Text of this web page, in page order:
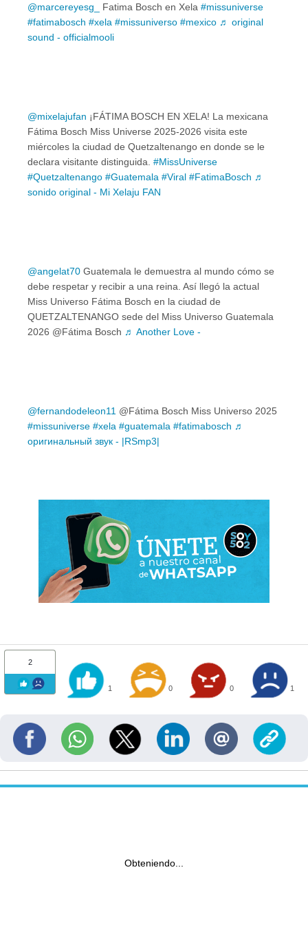
@marcereyesg_ Fatima Bosch en Xela #missuniverse
#fatimabosch #xela #missuniverso #mexico ♬ original
sound - officialmooli
@mixelajufan ¡FÁTIMA BOSCH EN XELA! La mexicana
Fátima Bosch Miss Universe 2025-2026 visita este
miércoles la ciudad de Quetzaltenango en donde se le
declara visitante distinguida. #MissUniverse
#Quetzaltenango #Guatemala #Viral #FatimaBosch ♬
sonido original - Mi Xelaju FAN
@angelat70 Guatemala le demuestra al mundo cómo se
debe respetar y recibir a una reina. Así llegó la actual
Miss Universo Fátima Bosch en la ciudad de
QUETZALTENANGO sede del Miss Universo Guatemala
2026 @Fátima Bosch ♬ Another Love -
@fernandodeleon11 @Fátima Bosch Miss Universo 2025
#missuniverse #xela #guatemala #fatimabosch ♬
оригинальный звук - |RSmp3|
2
1 0 0 1
Obteniendo...